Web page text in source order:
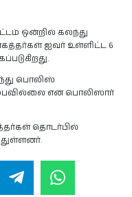
ஒன்றில் கலந்து
ஐவர் உள்ளிட்ட 6
பொலிஸ்
என பொலிஸார்
தொடர்பில்